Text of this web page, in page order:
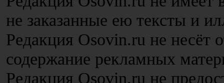
не заказанные ею тексты и
Редакция Osovin.ru не несёт
содержание рекламных
Редакция Osovin.ru не